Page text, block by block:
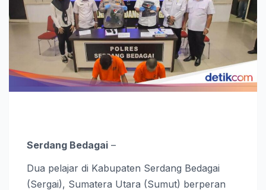
Serdang Bedagai –
Dua pelajar di Kabupaten Serdang Bedagai
(Sergai), Sumatera Utara (Sumut) berperan